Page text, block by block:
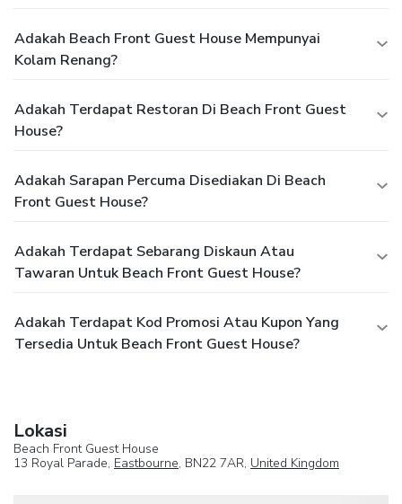
Adakah Beach Front Guest House Mempunyai
Kolam Renang?
Adakah Terdapat Restoran Di Beach Front Guest
House?
Adakah Sarapan Percuma Disediakan Di Beach
Front Guest House?
Adakah Terdapat Sebarang Diskaun Atau
Tawaran Untuk Beach Front Guest House?
Adakah Terdapat Kod Promosi Atau Kupon Yang
Tersedia Untuk Beach Front Guest House?
Lokasi
Beach Front Guest House
13 Royal Parade, Eastbourne, BN22 7AR, United Kingdom